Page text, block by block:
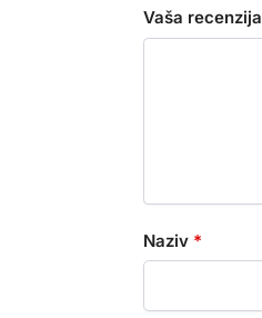
Vaša recenzija
Naziv *